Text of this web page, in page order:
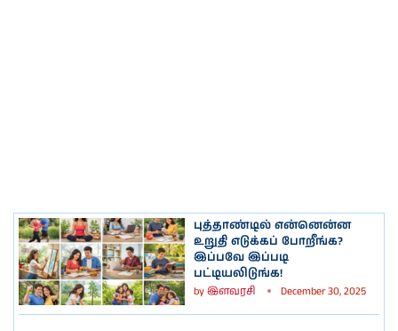
புத்தாண்டில் என்னென்ன
உறுதி எடுக்கப் போறீங்க?
இப்பவே இப்படி
பட்டியலிடுங்க!
byஇளவரசி December 30, 2025